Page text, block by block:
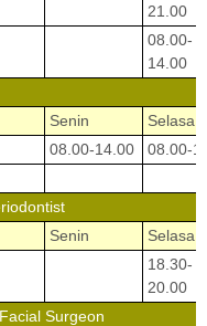
21.00
08.00-
14.00
Senin
Selasa
08.00-14.00
08.00-
Senin
Selasa
18.30-
20.00
Surgeon